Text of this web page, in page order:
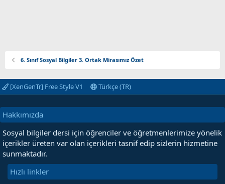
6. Sınıf Sosyal Bilgiler 3. Ortak Mirasımız Özet
[XenGenTr] Free Style V1 Türkçe (TR)
Hakkımızda
Sosyal bilgiler dersi için öğrenciler ve öğretmenlerimize yönelik
içerikler üreten var olan içerikleri tasnif edip sizlerin hizmetine
sunmaktadır.
Hızlı linkler